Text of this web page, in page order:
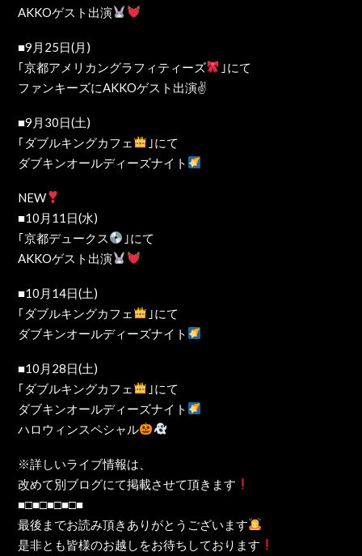
AKKOゲスト出演
■9月25日(月)
｢京都アメリカングラフィティーズ
｣にて
ファンキーズにAKKOゲスト出演✌️
■9月30日(土)
｢ダブルキングカフェ
｣にて
ダブキンオールディーズナイト
NEW
■10月11日(水)
｢京都デュークス
｣にて
AKKOゲスト出演
■10月14日(土)
｢ダブルキングカフェ
｣にて
ダブキンオールディーズナイト
■10月28日(土)
｢ダブルキングカフェ
｣にて
ダブキンオールディーズナイト
ハロウィンスペシャル
※詳しいライブ情報は、
改めて別ブログにて掲載させて頂きます
■□■□■□■□■
最後までお読み頂きありがとうございます
是非とも皆様のお越しをお待ちしております